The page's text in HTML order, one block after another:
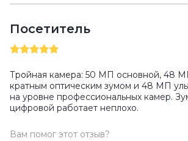
Посетитель
Тройная камера: 50 МП основной, 48
кратным оптическим зумом и 48 МП
на уровне профессиональных камер.
цифровой работает неплохо.
Вам помог этот отзыв?